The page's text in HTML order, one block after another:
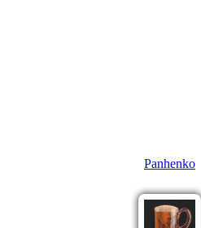
Panhenko